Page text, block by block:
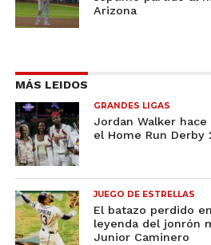
Arizona
MÁS LEIDOS
GRANDES LIGAS
Jordan Walker
el Home Run Derby
JUEGO DE ESTRELLAS
El batazo perdido
leyenda del jonrón
Junior Caminero